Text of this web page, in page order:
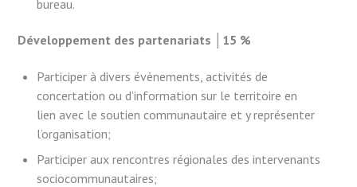
bureau.
Développement des partenariats │15 %
Participer à divers évènements, activités de
concertation ou d’information sur le territoire en
lien avec le soutien communautaire et y représenter
l’organisation;
Participer aux rencontres régionales des intervenants
sociocommunautaires;